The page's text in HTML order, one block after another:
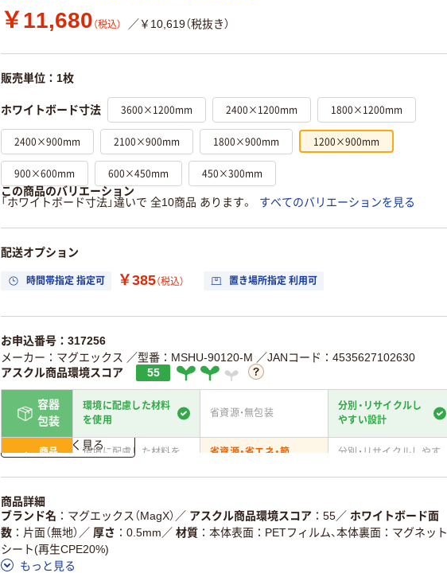
￥11,680 （税込） ／￥10,619（税抜き）
販売単位：1枚
ホワイトボード寸法 3600×1200mm 2400×1200mm 1800×1200mm
2400×900mm 2100×900mm 1800×900mm 1200×900mm
900×600mm 600×450mm 450×300mm
この商品のバリエーション
「ホワイトボード寸法」違いで 全10商品 あります。
すべてのバリエーションを見る
配送オプション
時間帯指定 指定可 ￥385（税込） 置き場所指定 利用可
お申込番号：317256
メーカー：マグエックス ／型番：MSHU-90120-M ／JANコード：4535627102630
アスクル商品環境スコア
55
容器
包装
環境に配慮した材料
を使用
省資源・無包装
分別・リサイクルし
やすい設計
商品
環境に配慮した材料を
省資源・省エネ・節
分別・リサイクルしやす
仕組
ある
いる
この商品の環境配慮ポイントです。詳しくはページ下部の商品詳細「アスクル商品環境スコ
ア詳細／加点項目
詳しく見る
商品詳細
ブランド名
マグエックス（MagX） ／ アスクル商品環境スコア 55／ ホワイトボード面
数
片面（無地） ／ 厚さ 0.5mm ／ 材質
本体表面：PETフィルム、本体裏面：マグネット
シート(再生CPE20%)
もっと見る